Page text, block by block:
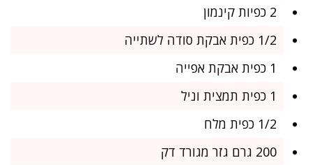
2 כפיות קינמון
1/2 כפית אבקת סודה לשתייה
1 כפית אבקת אפייה
1 כפית תמצית וניל
1/2 כפית מלח
200 גרם גזר מגורד דק